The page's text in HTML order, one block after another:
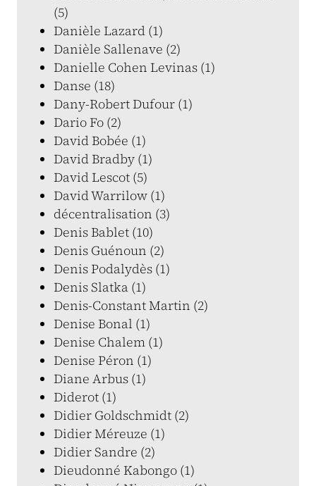
(5)
Danièle Lazard (1)
Danièle Sallenave (2)
Danielle Cohen Levinas (1)
Danse (18)
Dany-Robert Dufour (1)
Dario Fo (2)
David Bobée (1)
David Bradby (1)
David Lescot (5)
David Warrilow (1)
décentralisation (3)
Denis Bablet (10)
Denis Guénoun (2)
Denis Podalydès (1)
Denis Slatka (1)
Denis-Constant Martin (2)
Denise Bonal (1)
Denise Chalem (1)
Denise Péron (1)
Diane Arbus (1)
Diderot (1)
Didier Goldschmidt (2)
Didier Méreuze (1)
Didier Sandre (2)
Dieudonné Kabongo (1)